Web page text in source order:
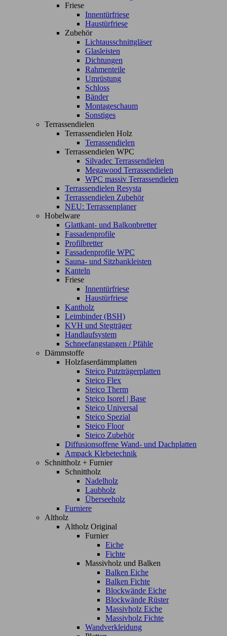
Friese
Innentürfriese
Haustürfriese
Zubehör
Lichtausschnittgläser
Glasleisten
Dichtungen
Rahmenteile
Umrüstung
Schloss
Bänder
Montageschaum
Sonstiges
Terrassendielen
Terrassendielen Holz
Terrassendielen
Terrassendielen WPC
Silvadec Terrassendielen
Megawood Terrassendielen
WPC massiv Terrassendielen
Terrassendielen Resysta
Terrassendielen Zubehör
NEU: Terrassenplaner
Hobelware
Glattkant- und Balkonbretter
Fassadenprofile
Profilbretter
Fassadenprofile WPC
Sauna- und Sitzbankleisten
Kanteln
Friese
Innentürfriese
Haustürfriese
Kantholz
Leimbinder (BSH)
KVH und Stegträger
Handlaufsystem
Schneefangstangen / Pfähle
Dämmstoffe
Holzfaserdämmplatten
Steico Putzträgerplatten
Steico Flex
Steico Therm
Steico Isorel | Base
Steico Universal
Steico Spezial
Steico Floor
Steico Zubehör
Diffusionsoffene Wand- und Dachplatten
Ampack Klebetechnik
Schnittholz + Furnier
Schnittholz
Nadelholz
Laubholz
Überseeholz
Furniere
Altholz
Altholz Original
Furnier
Eiche
Fichte
Massivholz und Balken
Balken Eiche
Balken Fichte
Blockwände Eiche
Blockwände Rüster
Massivholz Eiche
Massivholz Fichte
Wandverkleidung